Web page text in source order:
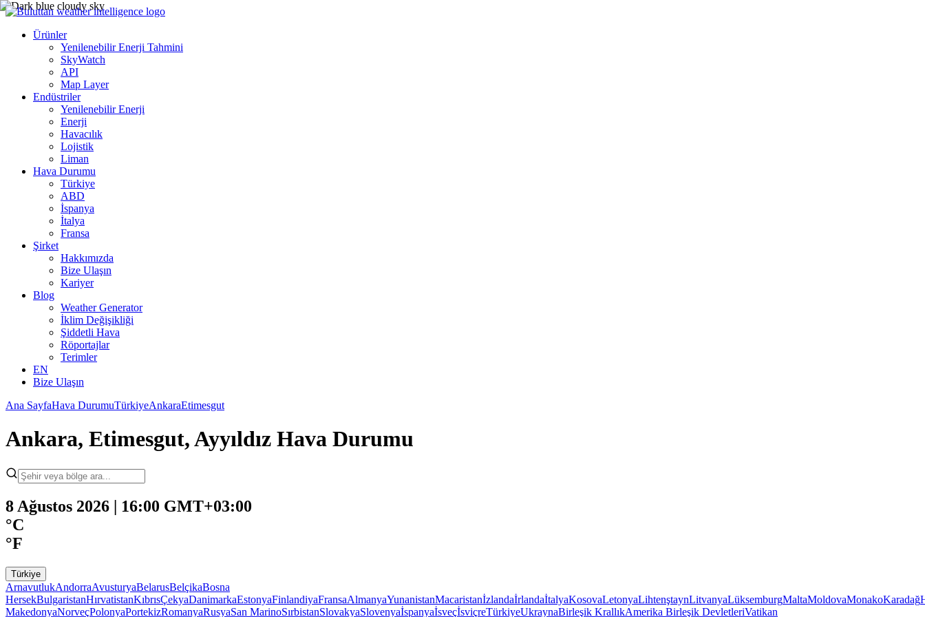
Ürünler
Yenilenebilir Enerji Tahmini
SkyWatch
API
Map Layer
Endüstriler
Yenilenebilir Enerji
Enerji
Havacılık
Lojistik
Liman
Hava Durumu
Türkiye
ABD
İspanya
İtalya
Fransa
Şirket
Hakkımızda
Bize Ulaşın
Kariyer
Blog
Weather Generator
İklim Değişikliği
Şiddetli Hava
Röportajlar
Terimler
EN
Bize Ulaşın
Ana SayfaHava DurumuTürkiyeAnkaraEtimesgut
Ankara, Etimesgut, Ayyıldız Hava Durumu
8 Ağustos 2026 | 16:00 GMT+03:00
°C
°F
Türkiye
ArnavutlukAndorraAvusturyaBelarusBelçikaBosna
HersekBulgaristanHırvatistanKıbrısÇekyaDanimarkaEstonyaFinlandiyaFransaAlmanyaYunanistanMacaristanİzlandaİrlandaİtalyaKosovaLetonyaLihtenştaynLitvanyaLüksemburgMaltaMoldovaMonakoKaradağ
MakedonyaNorveçPolonyaPortekizRomanyaRusyaSan MarinoSırbistanSlovakyaSlovenyaİspanyaİsveçİsviçreTürkiyeUkraynaBirleşik KrallıkAmerika Birleşik DevletleriVatikan